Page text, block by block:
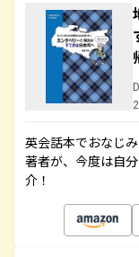
英会話本でおなじ
著者が、今度は自
介！